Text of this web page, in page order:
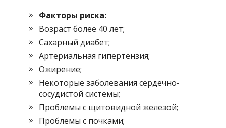
Факторы риска:
Возраст более 40 лет;
Сахарный диабет;
Артериальная гипертензия;
Ожирение;
Некоторые заболевания сердечно-
сосудистой системы;
Проблемы с щитовидной железой;
Проблемы с почками;